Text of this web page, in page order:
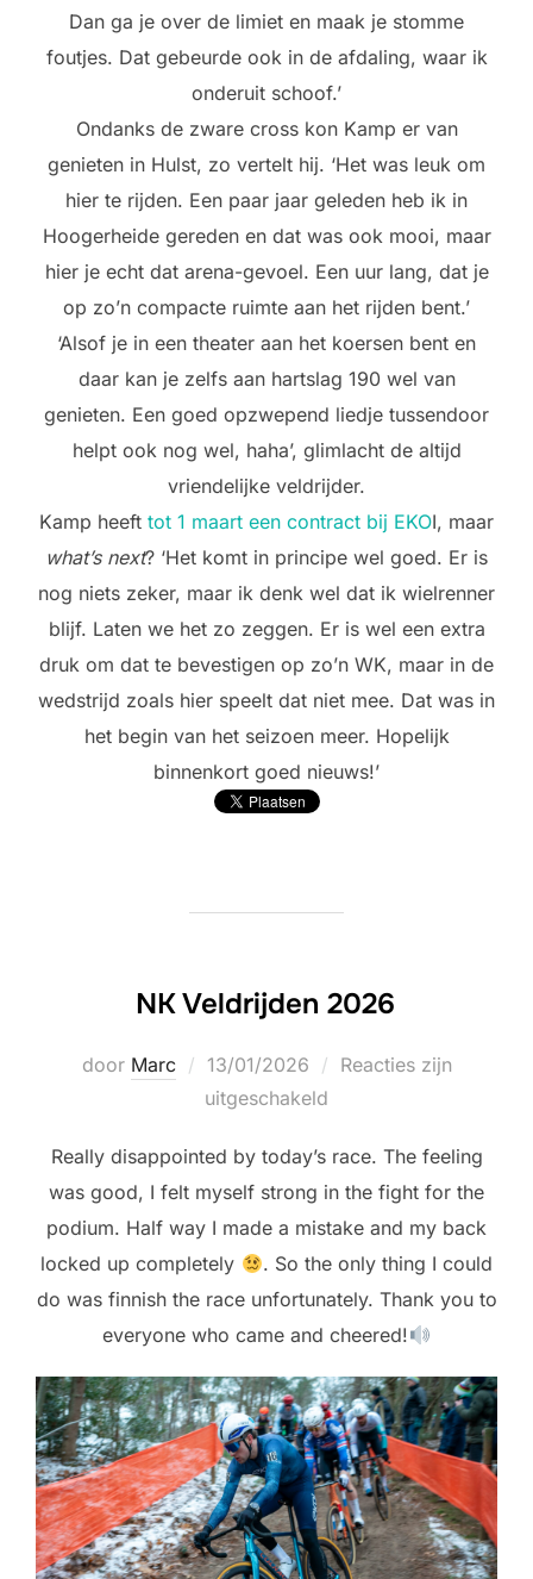
Dan ga je over de limiet en maak je stomme
foutjes. Dat gebeurde ook in de afdaling, waar ik
onderuit schoof.’
Ondanks de zware cross kon Kamp er van
genieten in Hulst, zo vertelt hij. ‘Het was leuk om
hier te rijden. Een paar jaar geleden heb ik in
Hoogerheide gereden en dat was ook mooi, maar
hier je echt dat arena-gevoel. Een uur lang, dat je
op zo’n compacte ruimte aan het rijden bent.’
‘Alsof je in een theater aan het koersen bent en
daar kan je zelfs aan hartslag 190 wel van
genieten. Een goed opzwepend liedje tussendoor
helpt ook nog wel, haha’, glimlacht de altijd
vriendelijke veldrijder.
Kamp heeft tot 1 maart een contract bij EKOI, maar
what’s next? ‘Het komt in principe wel goed. Er is
nog niets zeker, maar ik denk wel dat ik wielrenner
blijf. Laten we het zo zeggen. Er is wel een extra
druk om dat te bevestigen op zo’n WK, maar in de
wedstrijd zoals hier speelt dat niet mee. Dat was in
het begin van het seizoen meer. Hopelijk
binnenkort goed nieuws!’
NK Veldrijden 2026
door Marc
Geplaatst
op
13/01/2026
Reacties zijn
uitgeschakeld
Really disappointed by today’s race. The feeling
was good, I felt myself strong in the fight for the
podium. Half way I made a mistake and my back
locked up completely
. So the only thing I could
do was finnish the race unfortunately. Thank you to
everyone who came and cheered!